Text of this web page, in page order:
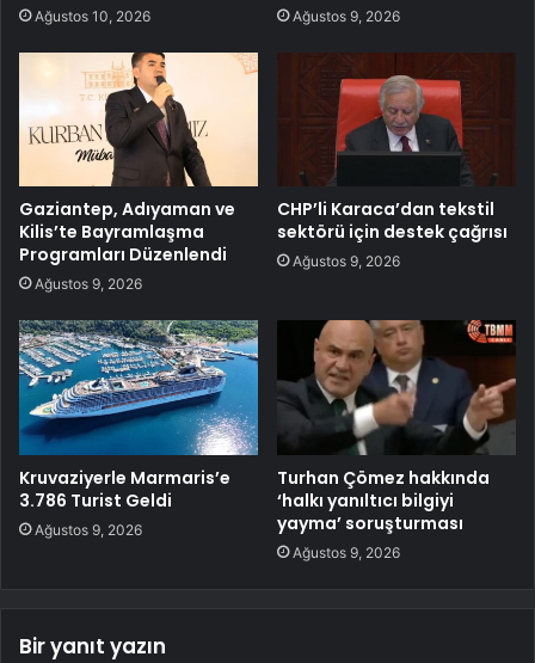
Ağustos 10, 2026 Ağustos 9, 2026
Gaziantep, Adıyaman ve
Kilis’te Bayramlaşma
Programları Düzenlendi
Ağustos 9, 2026
CHP’li Karaca’dan tekstil
sektörü için destek çağrısı
Ağustos 9, 2026
Kruvaziyerle Marmaris’e
3.786 Turist Geldi
Ağustos 9, 2026
Turhan Çömez hakkında
‘halkı yanıltıcı bilgiyi
yayma’ soruşturması
Ağustos 9, 2026
Bir yanıt yazın